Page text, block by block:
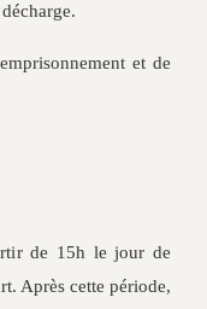
et de
de 15h le jour de
Après cette période,